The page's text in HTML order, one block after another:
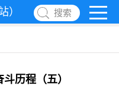
） 搜索
历程（五）